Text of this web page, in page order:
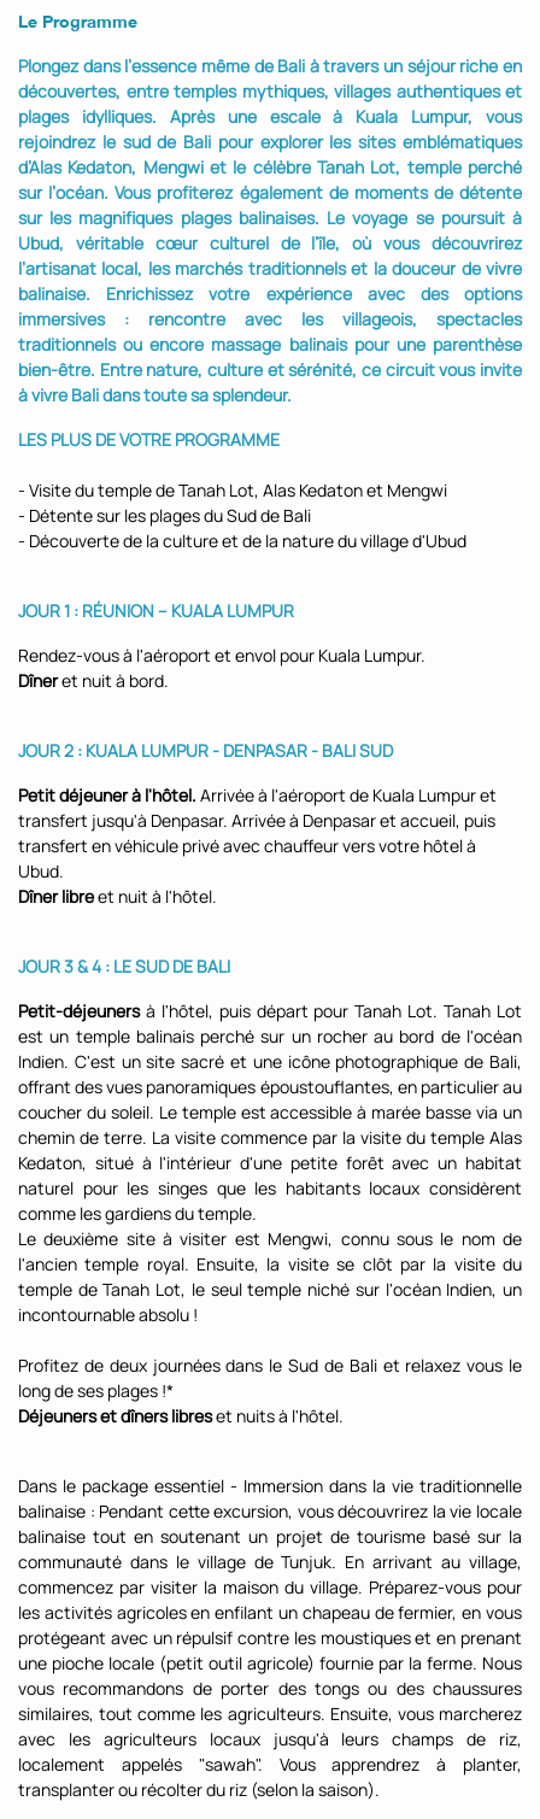
Le Programme
Plongez dans l’essence même de Bali à travers un séjour riche en
découvertes, entre temples mythiques, villages authentiques et
plages idylliques. Après une escale à Kuala Lumpur, vous
rejoindrez le sud de Bali pour explorer les sites emblématiques
d’Alas Kedaton, Mengwi et le célèbre Tanah Lot, temple perché
sur l’océan. Vous profiterez également de moments de détente
sur les magnifiques plages balinaises. Le voyage se poursuit à
Ubud, véritable cœur culturel de l’île, où vous découvrirez
l’artisanat local, les marchés traditionnels et la douceur de vivre
balinaise. Enrichissez votre expérience avec des options
immersives : rencontre avec les villageois, spectacles
traditionnels ou encore massage balinais pour une parenthèse
bien-être. Entre nature, culture et sérénité, ce circuit vous invite
à vivre Bali dans toute sa splendeur.
LES PLUS DE VOTRE PROGRAMME
- Visite du temple de Tanah Lot, Alas Kedaton et Mengwi
- Détente sur les plages du Sud de Bali
- Découverte de la culture et de la nature du village d'Ubud
JOUR 1 : RÉUNION – KUALA LUMPUR
Rendez-vous à l'aéroport et envol pour Kuala Lumpur.
Dîneret nuit à bord.
JOUR 2 : KUALA LUMPUR - DENPASAR - BALI SUD
Petit déjeuner à l'hôtel. Arrivée à l'aéroport de Kuala Lumpur et
transfert jusqu'à Denpasar. Arrivée à Denpasar et accueil, puis
transfert en véhicule privé avec chauffeur vers votre hôtel à
Ubud.
Dîner libreet nuit à l'hôtel.
JOUR 3 & 4 : LE SUD DE BALI
Petit-déjeunersà l'hôtel, puis départ pour Tanah Lot. Tanah Lot
est un temple balinais perché sur un rocher au bord de l'océan
Indien. C'est un site sacré et une icône photographique de Bali,
offrant des vues panoramiques époustouflantes, en particulier au
coucher du soleil. Le temple est accessible à marée basse via un
chemin de terre. La visite commence par la visite du temple Alas
Kedaton, situé à l'intérieur d'une petite forêt avec un habitat
naturel pour les singes que les habitants locaux considèrent
comme les gardiens du temple.
Le deuxième site à visiter est Mengwi, connu sous le nom de
l'ancien temple royal. Ensuite, la visite se clôt par la visite du
temple de Tanah Lot, le seul temple niché sur l'océan Indien, un
incontournable absolu !
Profitez de deux journées dans le Sud de Bali et relaxez vous le
long de ses plages !*
Déjeuners et dîners libreset nuits à l'hôtel.
Dans le package essentiel - Immersion dans la vie traditionnelle
balinaise : Pendant cette excursion, vous découvrirez la vie locale
balinaise tout en soutenant un projet de tourisme basé sur la
communauté dans le village de Tunjuk. En arrivant au village,
commencez par visiter la maison du village. Préparez-vous pour
les activités agricoles en enfilant un chapeau de fermier, en vous
protégeant avec un répulsif contre les moustiques et en prenant
une pioche locale (petit outil agricole) fournie par la ferme. Nous
vous recommandons de porter des tongs ou des chaussures
similaires, tout comme les agriculteurs. Ensuite, vous marcherez
avec les agriculteurs locaux jusqu'à leurs champs de riz,
localement appelés "sawah". Vous apprendrez à planter,
transplanter ou récolter du riz (selon la saison).